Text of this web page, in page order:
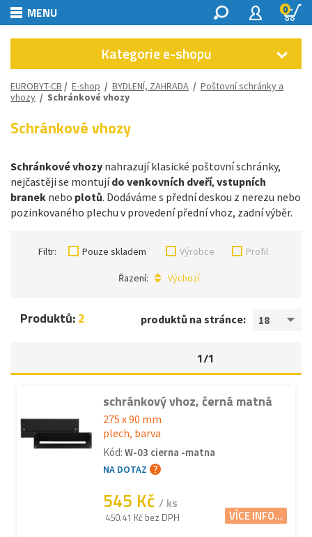
MENU 0
Kategorie e-shopu
EUROBYT-CB / E-shop / BYDLENÍ, ZAHRADA / Poštovní schránky a
vhozy / Schránkové vhozy
Schránkové vhozy
Schránkové vhozy nahrazují klasické poštovní schránky,
nejčastěji se montujído venkovních dveří, vstupních
branek nebo plotů. Dodáváme s přední deskou z nerezu nebo
pozinkovaného plechu v provedení přední vhoz, zadní výběr.
Filtr: Pouze skladem Výrobce Profil
Řazení: Výchozí
produktů na stránce: 18
Produktů:2
1/1
schránkový vhoz, černá matná
275 x 90 mm
plech, barva
Kód: W-03 cierna -matna
NA DOTAZ
545 Kč / ks
450.41 Kč bez DPH VÍCE INFO...